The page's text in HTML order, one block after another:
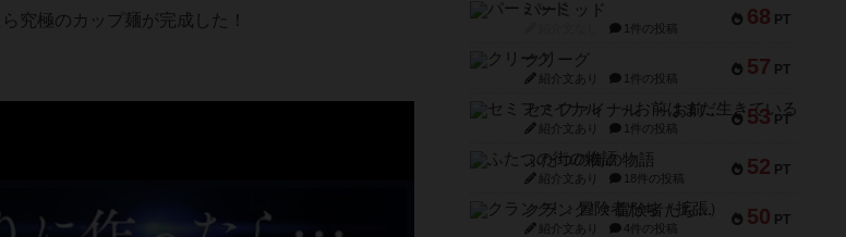
究極のカップ麺が完成した！ 68 PT
パーミッド
1件の投稿
57 PT
クリーグ
紹介文あり 1件の投稿
53 PT
セミファイナル ～お前はまだ生きている～
紹介文あり 1件の投稿
52 PT
ふたつの街の物語
紹介文あり 18件の投稿
50 PT
クランク! ：冒険者たち（拡張）
紹介文あり 4件の投稿